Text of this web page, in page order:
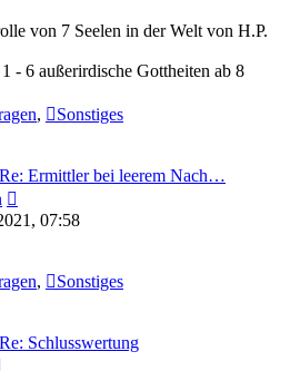
von 7 Seelen in der Welt von H.P.
- 6 außerirdische Gottheiten ab 8
,
Sonstiges
Re: Ermittler bei leerem Nach…
Beitrag
07:58
,
Sonstiges
Re: Schlusswertung